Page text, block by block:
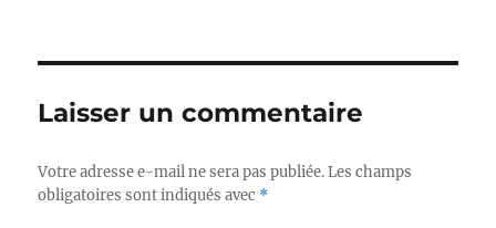
Laisser un commentaire
Votre adresse e-mail ne sera pas publiée. Les champs
obligatoires sont indiqués avec *